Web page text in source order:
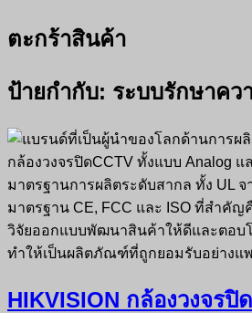
ตะกร้าสินค้า
ป้ายกำกับ: ระบบรักษาคว
HIKVISION กล้องวงจรปิ